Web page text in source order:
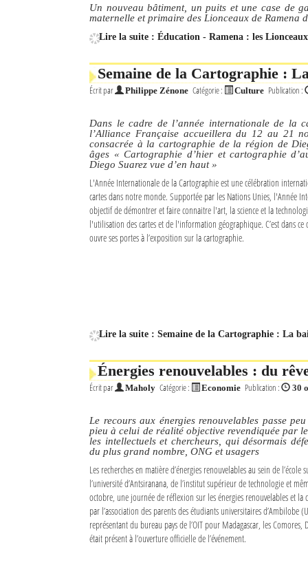
Un nouveau bâtiment, un puits et une case de
maternelle et primaire des Lionceaux de Ramena
Lire la suite : Éducation - Ramena : les Lionceaux
Semaine de la Cartographie :
Écrit par Philippe Zénone Catégorie : Culture Publication :
Dans le cadre de l’année internationale de la
l’Alliance Française accueillera du 12 au 21
consacrée à la cartographie de la région de
âges « Cartographie d’hier et cartographie
Diego Suarez vue d’en haut »
L'Année Internationale de la Cartographie est une célébration
cartes dans notre monde. Supportée par les Nations Unies, l'Année
objectif de démontrer et faire connaitre l'art, la science et la
l'utilisation des cartes et de l'information géographique. C’est dans ce
ouvre ses portes à l’exposition sur la cartographie.
Lire la suite : Semaine de la Cartographie : La
Énergies renouvelables : du
Écrit par Maholy Catégorie : Economie Publication : 30
Le recours aux énergies renouvelables passe
pieu à celui de réalité objective revendiquée par
les intellectuels et chercheurs, qui désormais
du plus grand nombre, ONG et usagers
Les recherches en matière d’énergies renouvelables au sein de
l’université d’Antsiranana, de l’institut supérieur de technologie et
octobre, une journée de réflexion sur les énergies renouvelables et la
par l’association des parents des étudiants universitaires d’Ambilobe
représentant du bureau pays de l’OIT pour Madagascar, les
était présent à l’ouverture officielle de l’événement.